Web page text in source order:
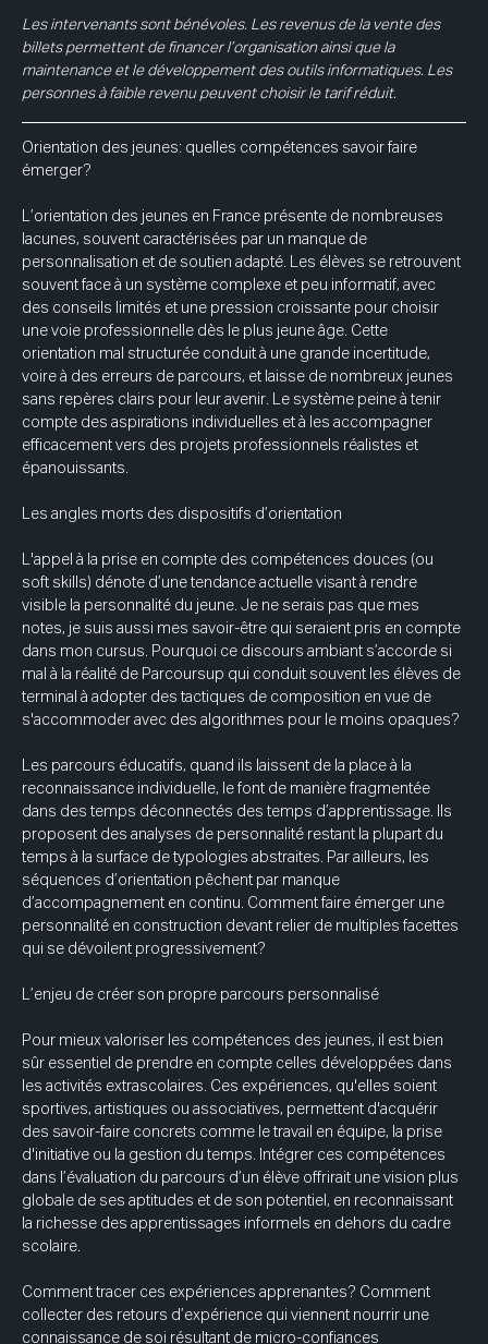
Les intervenants sont bénévoles. Les revenus de la vente des
billets permettent de financer l’organisation ainsi que la
maintenance et le développement des outils informatiques. Les
personnes à faible revenu peuvent choisir le tarif réduit.
Orientation des jeunes: quelles compétences savoir faire
émerger?
L’orientation des jeunes en France présente de nombreuses
lacunes, souvent caractérisées par un manque de
personnalisation et de soutien adapté. Les élèves se retrouvent
souvent face à un système complexe et peu informatif, avec
des conseils limités et une pression croissante pour choisir
une voie professionnelle dès le plus jeune âge. Cette
orientation mal structurée conduit à une grande incertitude,
voire à des erreurs de parcours, et laisse de nombreux jeunes
sans repères clairs pour leur avenir. Le système peine à tenir
compte des aspirations individuelles et à les accompagner
efficacement vers des projets professionnels réalistes et
épanouissants.
Les angles morts des dispositifs d’orientation
L'appel à la prise en compte des compétences douces (ou
soft skills) dénote d’une tendance actuelle visant à rendre
visible la personnalité du jeune. Je ne serais pas que mes
notes, je suis aussi mes savoir-être qui seraient pris en compte
dans mon cursus. Pourquoi ce discours ambiant s’accorde si
mal à la réalité de Parcoursup qui conduit souvent les élèves de
terminal à adopter des tactiques de composition en vue de
s'accommoder avec des algorithmes pour le moins opaques?
Les parcours éducatifs, quand ils laissent de la place à la
reconnaissance individuelle, le font de manière fragmentée
dans des temps déconnectés des temps d’apprentissage. Ils
proposent des analyses de personnalité restant la plupart du
temps à la surface de typologies abstraites. Par ailleurs, les
séquences d’orientation pêchent par manque
d’accompagnement en continu. Comment faire émerger une
personnalité en construction devant relier de multiples facettes
qui se dévoilent progressivement?
L’enjeu de créer son propre parcours personnalisé
Pour mieux valoriser les compétences des jeunes, il est bien
sûr essentiel de prendre en compte celles développées dans
les activités extrascolaires. Ces expériences, qu'elles soient
sportives, artistiques ou associatives, permettent d'acquérir
des savoir-faire concrets comme le travail en équipe, la prise
d'initiative ou la gestion du temps. Intégrer ces compétences
dans l’évaluation du parcours d’un élève offrirait une vision plus
globale de ses aptitudes et de son potentiel, en reconnaissant
la richesse des apprentissages informels en dehors du cadre
scolaire.
Comment tracer ces expériences apprenantes? Comment
collecter des retours d’expérience qui viennent nourrir une
connaissance de soi résultant de micro-confiances